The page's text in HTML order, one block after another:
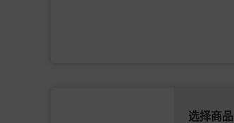
选择商品